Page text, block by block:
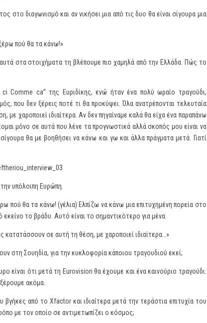
στο διαγωνισμό και αν νικήσει μια από τις δυο θα είναι σίγουρα μια
πού θα τα κάνω!»
στα στοιχήματα τη βλέπουμε πιο χαμηλά από την Ελλάδα. Πώς το
Comme ca” της Ευριδίκης, ενώ ήταν ένα πολύ ωραίο τραγούδι,
που δεν ξέρεις ποτέ τι θα προκύψει. Όλα ανατρέπονται τελευταία
χαροποιεί ιδιαίτερα. Αν δεν πηγαίναμε καλά θα είχα ένα παραπάνω
μόνο σε αυτά που λένε τα προγνωστικά αλλά σκοπός μου είναι να
θα με βοηθήσει να κάνω και γω και άλλα πράγματα μετά. Γιατί
υπόλοιπη Ευρώπη.
πού θα τα κάνω! (γέλια) Ελπίζω να κάνω μια επιτυχημένη πορεία στο
το βράδυ. Αυτό είναι το σημαντικότερο για μένα.
κατατάσσουν σε αυτή τη θέση, με χαροποιεί ιδιαίτερα…»
στη Σουηδία, για την κυκλοφορία κάποιου τραγουδιού εκεί;
είναι ότι μετά τη Eurovision θα έχουμε και ένα καινούριο τραγούδι.
ακόμα.
βγήκες από το Xfactor και ιδιαίτερα μετά την τεράστια επιτυχία του
με τον οποίο σε αντιμετωπίζει ο κόσμος;